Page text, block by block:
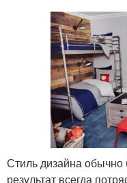
Стиль дизайна
результат всегда